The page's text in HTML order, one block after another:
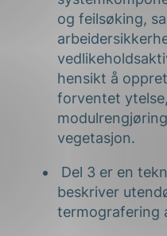
og feilsøking,
hensikt å
forventet
vegetasjon.
Del 3 er en
beskriver
termografering